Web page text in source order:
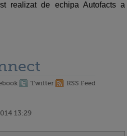
realizat de echipa Autofacts a
Twitter RSS Feed
13:29